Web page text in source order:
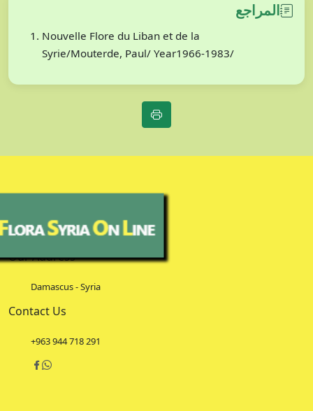
المراجع
Nouvelle Flore du Liban et de la
Syrie/Mouterde, Paul/ Year1966-1983/
Our Address
Damascus - Syria
Contact Us
+963 944 718 291